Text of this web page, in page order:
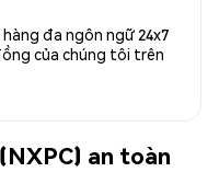
đa ngôn ngữ 24x7
của chúng tôi trên
an toàn